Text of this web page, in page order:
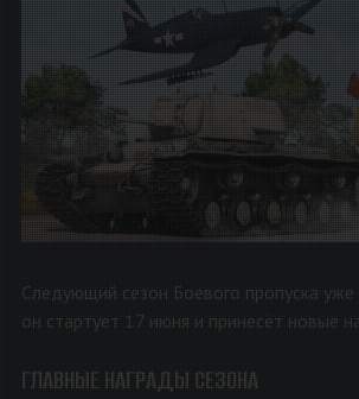
Следующий сезон Боевого пропуска уже
он стартует 17 июня и принесёт новые
ГЛАВНЫЕ НАГРАДЫ СЕЗОНА